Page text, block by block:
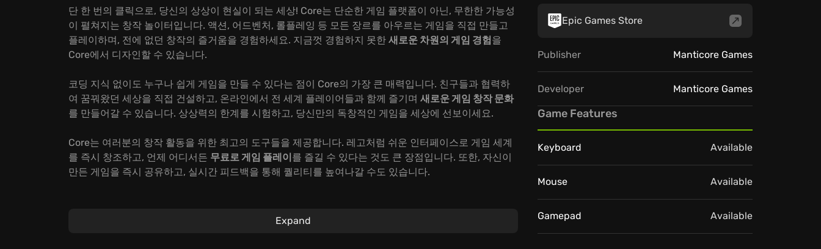
단 한 번의 클릭으로, 당신의 상상이 현실이 되는 세상! Core는 단순한 게임 플랫폼이 아닌, 무한한 가능성
이 펼쳐지는 창작 놀이터입니다. 액션, 어드벤처, 롤플레잉 등 모든 장르를 아우르는 게임을 직접 만들고
플레이하며, 전에 없던 창작의 즐거움을 경험하세요. 지금껏 경험하지 못한 새로운 차원의 게임 경험 을
Core에서 디자인할 수 있습니다.
코딩 지식 없이도 누구나 쉽게 게임을 만들 수 있다는 점이 Core의 가장 큰 매력입니다. 친구들과 협력하
여 꿈꿔왔던 세상을 직접 건설하고, 온라인에서 전 세계 플레이어들과 함께 즐기며 새로운 게임 창작 문화
를 만들어갈 수 있습니다. 상상력의 한계를 시험하고, 당신만의 독창적인 게임을 세상에 선보이세요.
Core는 여러분의 창작 활동을 위한 최고의 도구들을 제공합니다. 레고처럼 쉬운 인터페이스로 게임 세계
를 즉시 창조하고, 언제 어디서든 무료로 게임 플레이 를 즐길 수 있다는 것도 큰 장점입니다. 또한, 자신이
만든 게임을 즉시 공유하고, 실시간 피드백을 통해 퀄리티를 높여나갈 수도 있습니다.
어 보세요! 망설이지 마세요, 당신의 이야기가 Core에서 시작됩니다!
Expand
Epic Games Store
Publisher Manticore Games
Developer Manticore Games
Game Features
Keyboard Available
Mouse Available
Gamepad Available